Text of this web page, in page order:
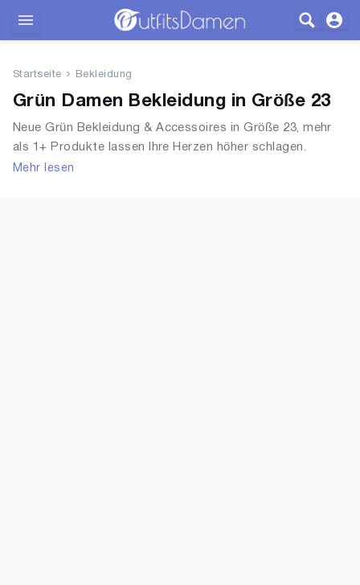
Bekleidung
Wäsche
Schuhe
Startseite Bekleidung
Grün Damen Bekleidung in Größe 23
Neue Grün Bekleidung & Accessoires in Größe 23, mehr
als 1+ Produkte lassen Ihre Herzen höher schlagen.
Entdecken Sie unsere Auswahl an Tops, T-Shirts,
Mehr lesen